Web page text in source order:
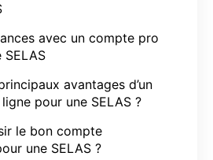
avec un compte pro
avantages d’un
pour une SELAS ?
le bon compte
une SELAS ?